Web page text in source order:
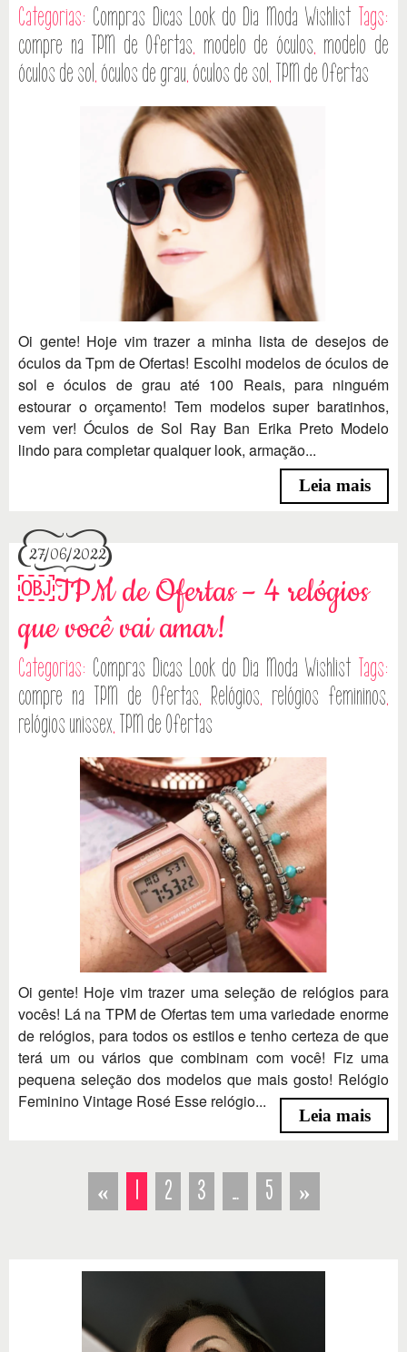
Categorias: Compras Dicas Look do Dia Moda Wishlist Tags:
compre na TPM de Ofertas, modelo de óculos, modelo de
óculos de sol, óculos de grau, óculos de sol, TPM de Ofertas
Oi gente! Hoje vim trazer a minha lista de desejos de
óculos da Tpm de Ofertas! Escolhi modelos de óculos de
sol e óculos de grau até 100 Reais, para ninguém
estourar o orçamento! Tem modelos super baratinhos,
vem ver! Óculos de Sol Ray Ban Erika Preto Modelo
lindo para completar qualquer look, armação...
Leia mais
27/06/2022
￼TPM de Ofertas – 4 relógios
que você vai amar!
Categorias: Compras Dicas Look do Dia Moda Wishlist Tags:
compre na TPM de Ofertas, Relógios, relógios femininos,
relógios unissex, TPM de Ofertas
Oi gente! Hoje vim trazer uma seleção de relógios para
vocês! Lá na TPM de Ofertas tem uma variedade enorme
de relógios, para todos os estilos e tenho certeza de que
terá um ou vários que combinam com você! Fiz uma
pequena seleção dos modelos que mais gosto! Relógio
Feminino Vintage Rosé Esse relógio...
Leia mais
« 2 3 … 5 »